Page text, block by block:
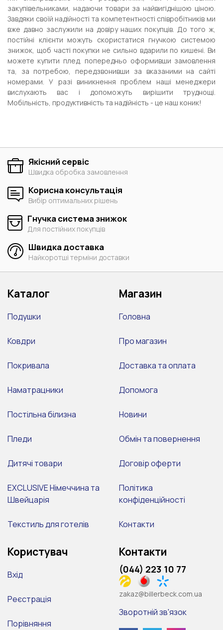
закупівельниками, надаючи товари за найвигіднішою ціною.
Завдяки своїй надійності та компетентності співробітників ми
вже давно заслужили на довіру наших покупців. До того ж,
постійні клієнти можуть скористатися гнучкою системою
знижок, щоб часті покупки не сильно вдарили по кишені. Ви
можете купити плед, попередньо оформивши замовлення
та, за потребою, передзвонивши за вказаними на сайті
номерами. У разі виникнення проблем наші менеджери
вислухають вас і допоможуть вирішити труднощі.
Мобільність, продуктивність та надійність - це наш коник!
Якісний сервіс
Швидка обробка замовлення
Корисна консультація
Вибір оптимальних рішень
Гнучка система знижок
Для постійних покупців
Швидка доставка
Найкоротші терміни доставки
Каталог
Подушки
Ковдри
Покривала
Наматрацники
Постільна білизна
Пледи
Дитячі товари
EXCLUSIVE Німеччина та
Швейцарія
Текстиль для готелів
Магазин
Головна
Про магазин
Доставка та оплата
Допомога
Новини
Обмін та повернення
Договір оферти
Політика
конфіденційності
Контакти
Користувач
Вхід
Реєстрація
Порівняння
Контакти
(044) 223 10 77
zakaz@billerbeck.com.ua
Зворотній зв'язок